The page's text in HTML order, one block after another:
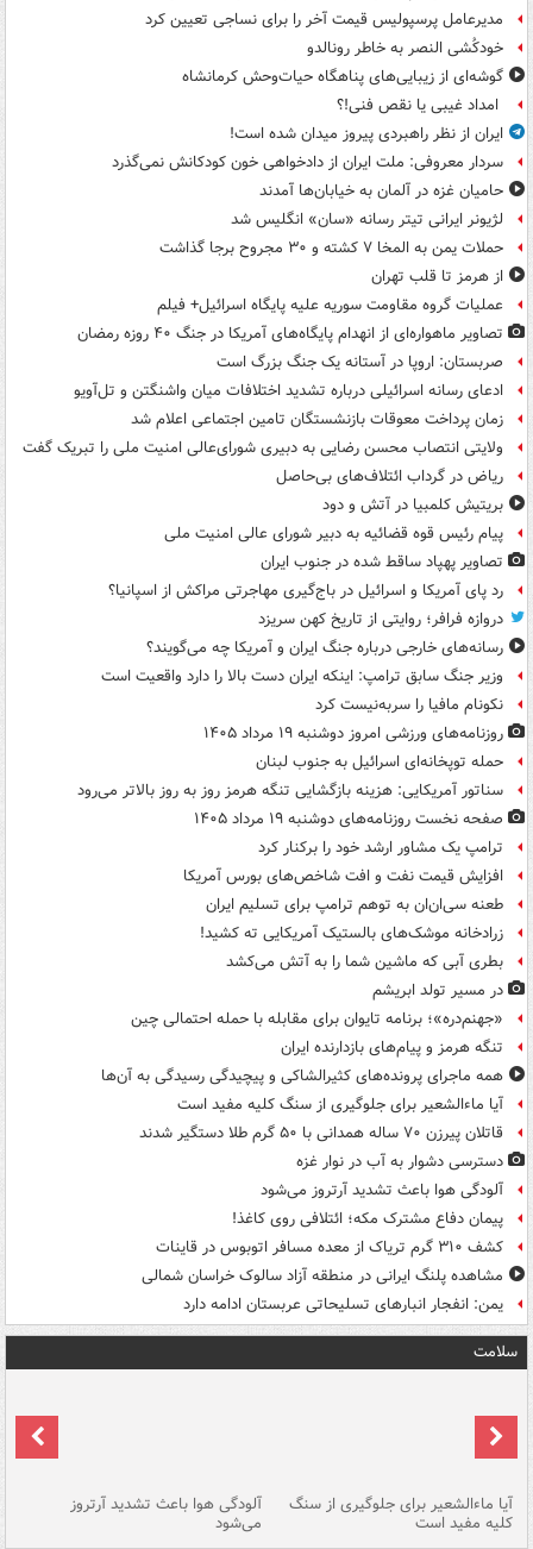
مدیرعامل پرسپولیس قیمت آخر را برای نساجی تعیین کرد
خودکُشی النصر به خاطر رونالدو
گوشه‌ای از زیبایی‌های پناهگاه‌ حیات‌وحش کرمانشاه
امداد غیبی یا نقص فنی!؟
ایران از نظر راهبردی پیروز میدان شده است!
سردار معروفی: ملت ایران از دادخواهی خون کودکانش نمی‌گذرد
حامیان غزه در آلمان به خیابان‌ها آمدند
لژیونر ایرانی تیتر رسانه «سان» انگلیس شد
حملات یمن به المخا ۷ کشته و ۳۰ مجروح برجا گذاشت
از هرمز تا قلب تهران
عملیات گروه مقاومت سوریه علیه پایگاه اسرائیل+ فیلم
تصاویر ماهواره‌ای از انهدام پایگاه‌های آمریکا در جنگ ۴۰ روزه رمضان
صربستان: اروپا در آستانه یک جنگ بزرگ است
ادعای رسانه اسرائیلی درباره تشدید اختلافات میان واشنگتن و تل‌آویو
زمان پرداخت معوقات بازنشستگان تامین اجتماعی اعلام شد
ولایتی انتصاب محسن رضایی به دبیری شورای‌عالی امنیت ملی را تبریک گفت
ریاض در گرداب ائتلاف‌های بی‌حاصل
بریتیش کلمبیا در آتش و دود
پیام رئیس قوه قضائیه به دبیر شورای عالی امنیت ملی
تصاویر پهپاد ساقط شده در جنوب ایران
رد پای آمریکا و اسرائیل در باج‌گیری مهاجرتی مراکش از اسپانیا؟
دروازه فرافر؛ روایتی از تاریخ کهن سریزد
رسانه‌های خارجی درباره جنگ ایران و آمریکا چه می‌گویند؟
وزیر جنگ سابق ترامپ: اینکه ایران دست بالا را دارد واقعیت است
نکونام مافیا را سربه‌نیست کرد
روزنامه‌های ورزشی امروز دوشنبه ۱۹ مرداد ۱۴۰۵
حمله توپخانه‌ای اسرائیل به جنوب لبنان
سناتور آمریکایی: هزینه بازگشایی تنگه هرمز روز به روز بالاتر می‌رود
صفحه نخست روزنامه‌های دوشنبه ۱۹ مرداد ۱۴۰۵
ترامپ یک مشاور ارشد خود را برکنار کرد
افزایش قیمت نفت و افت شاخص‌های بورس آمریکا
طعنه سی‌ان‌ان به توهم ترامپ برای تسلیم ایران
زرادخانه موشک‌های بالستیک آمریکایی ته کشید!
بطری آبی که ماشین شما را به آتش می‌کشد
در مسیر تولد ابریشم
«جهنم‌دره»؛ برنامه تایوان برای مقابله با حمله احتمالی چین
تنگه هرمز و پیام‌های بازدارنده ایران
همه ماجرای پرونده‌های کثیرالشاکی و پیچیدگی رسیدگی به آن‌ها
آیا ماءالشعیر برای جلوگیری از سنگ کلیه مفید است
قاتلان پیرزن ۷۰ ساله همدانی با ۵۰ گرم طلا دستگیر شدند
دسترسی دشوار به آب در نوار غزه
آلودگی هوا باعث تشدید آرتروز می‌شود
پیمان دفاع مشترک مکه؛ ائتلافی روی کاغذ!
کشف ۳۱۰ گرم تریاک از معده مسافر اتوبوس در قاینات
مشاهده پلنگ ایرانی در منطقه آزاد سالوک خراسان شمالی
یمن: انفجار انبارهای تسلیحاتی عربستان ادامه دارد
سلامت
آیا ماءالشعیر برای جلوگیری از سنگ
کلیه مفید است
آلودگی هوا باعث تشدید آرتروز
می‌شود